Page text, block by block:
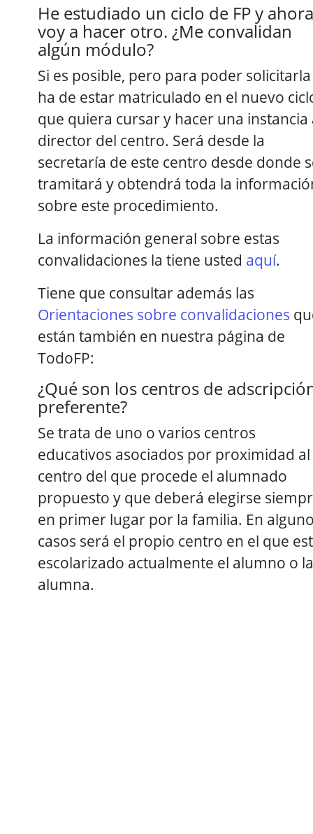
He estudiado un ciclo de FP y ahora
voy a hacer otro. ¿Me convalidan
algún módulo?
Si es posible, pero para poder solicitarla
ha de estar matriculado en el nuevo
que quiera cursar y hacer una instancia
director del centro. Será desde la
secretaría de este centro desde donde
tramitará y obtendrá toda la
sobre este procedimiento.
La información general sobre estas
convalidaciones la tiene usted aquí.
Tiene que consultar además las
Orientaciones sobre convalidaciones
están también en nuestra página de
TodoFP:
¿Qué son los centros de
preferente?
Se trata de uno o varios centros
educativos asociados por proximidad al
centro del que procede el alumnado
propuesto y que deberá elegirse
en primer lugar por la familia. En
casos será el propio centro en el que
escolarizado actualmente el alumno o la
alumna.